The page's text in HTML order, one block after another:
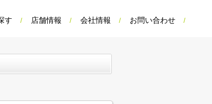
す 店舗情報 会社情報 お問い合わせ